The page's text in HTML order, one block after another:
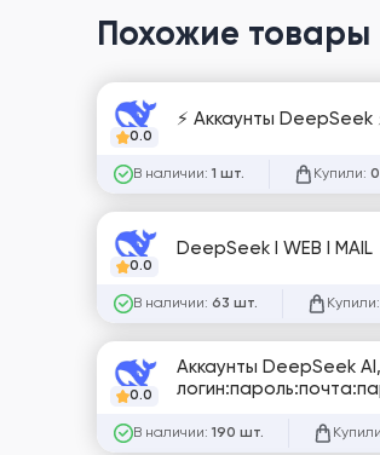
Похожие товары
0.0
⚡️ Аккаунты
В наличии: 1 шт. Купили:
0.0
DeepSeek I WEB I MAIL
В наличии: 63 шт. Купили:
0.0
Аккаунты DeepSeek
В наличии: 190 шт.